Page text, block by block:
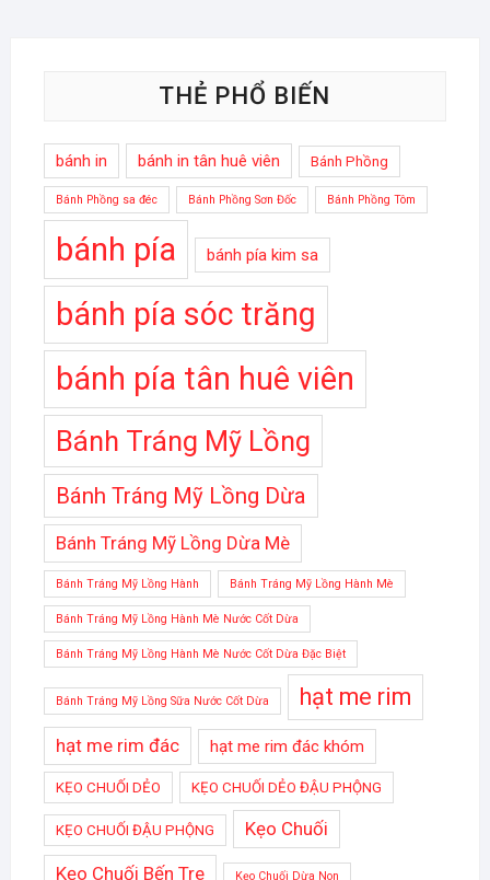
THẺ PHỔ BIẾN
bánh in bánh in tân huê viên Bánh Phồng
Bánh Phồng sa đéc Bánh Phồng Sơn Đốc Bánh Phồng Tôm
bánh pía bánh pía kim sa
bánh pía sóc trăng
bánh pía tân huê viên
Bánh Tráng Mỹ Lồng
Bánh Tráng Mỹ Lồng Dừa
Bánh Tráng Mỹ Lồng Dừa Mè
Bánh Tráng Mỹ Lồng Hành Bánh Tráng Mỹ Lồng Hành Mè
Bánh Tráng Mỹ Lồng Hành Mè Nước Cốt Dừa
Bánh Tráng Mỹ Lồng Hành Mè Nước Cốt Dừa Đặc Biệt
Bánh Tráng Mỹ Lồng Sữa Nước Cốt Dừa hạt me rim
hạt me rim đác hạt me rim đác khóm
KẸO CHUỐI DẺO KẸO CHUỐI DẺO ĐẬU PHỘNG
KẸO CHUỐI ĐẬU PHỘNG Kẹo Chuối
Kẹo Chuối Bến Tre Kẹo Chuối Dừa Non